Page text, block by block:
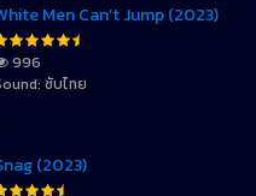
Men Can’t Jump (2023)
996
ซับไทย
(2023)